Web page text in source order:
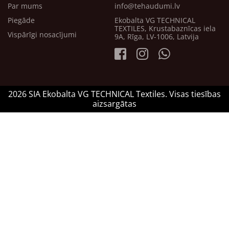
Par mums
Piegāde
Vispārīgi nosacījumi
info@tehaudumi.lv
Ekobalta VG TECHNICAL
TEXTILES, Krustabaznīcas iela
9A, Rīga, LV-1006, Latvija
2026 SIA Ekobalta VG TECHNICAL Textiles. Visas tiesības
aizsargātas